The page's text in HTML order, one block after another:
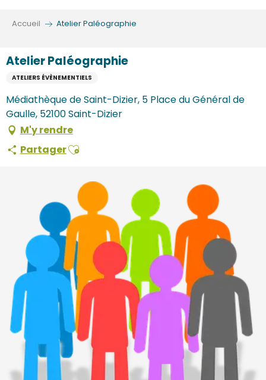
Accueil Atelier Paléographie
Atelier Paléographie
ATELIERS ÉVÈNEMENTIELS
Médiathèque de Saint-Dizier, 5 Place du Général de
Gaulle, 52100 Saint-Dizier
M'y rendre
PartagerAjouter aux favoris